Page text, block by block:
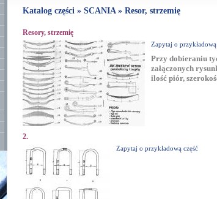
Katalog części » SCANIA » Resor, strzemię
Resory, strzemię
Zapytaj o przykładową
Przy dobieraniu
załączonych
ilość piór,
2.
Zapytaj o przykładową część